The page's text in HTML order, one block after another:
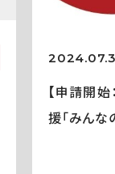
【申請開始
援「みん